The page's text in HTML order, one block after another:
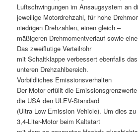
Luftschwingungen im Ansaugsystem an
jeweilige Motordrehzahl, für hohe
niedrigen Drehzahlen, einen gleich –
mäßigeren Drehmomentverlauf sowie
Das zweiflutige Verteilrohr
mit Schaltklappe verbessert ebenfalls
unteren Drehzahlbereich.
Vorbildliches Emissionsverhalten
Der Motor erfüllt die
die USA den ULEV-Standard
(Ultra Low Emission Vehicle). Um dies
3,4-Liter-Motor beim Kaltstart